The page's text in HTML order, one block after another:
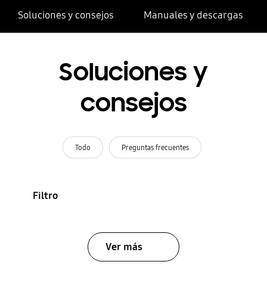
Soluciones y consejos Manuales y descargas
Soluciones y
consejos
Todo Preguntas frecuentes
Filtro
Ver más